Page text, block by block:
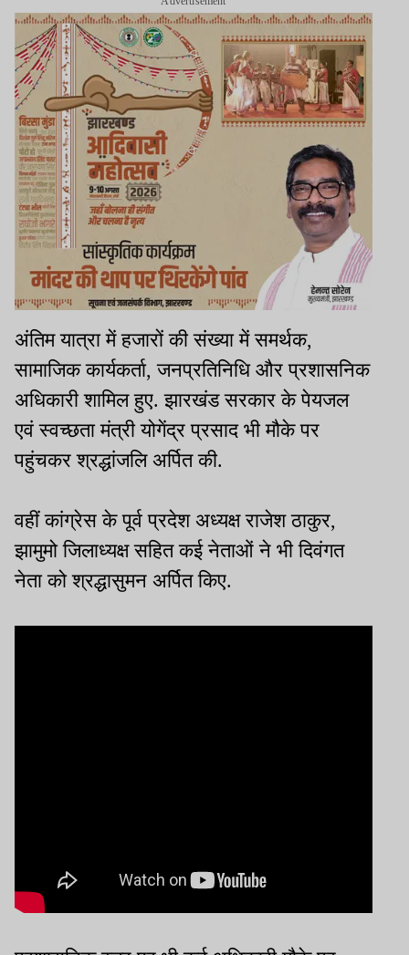
अंतिम यात्रा में हजारों की संख्या में समर्थक,
सामाजिक कार्यकर्ता, जनप्रतिनिधि और प्रशासनिक
अधिकारी शामिल हुए. झारखंड सरकार के पेयजल
एवं स्वच्छता मंत्री योगेंद्र प्रसाद भी मौके पर
पहुंचकर श्रद्धांजलि अर्पित की.
वहीं कांग्रेस के पूर्व प्रदेश अध्यक्ष राजेश ठाकुर,
झामुमो जिलाध्यक्ष सहित कई नेताओं ने भी दिवंगत
नेता को श्रद्धासुमन अर्पित किए.